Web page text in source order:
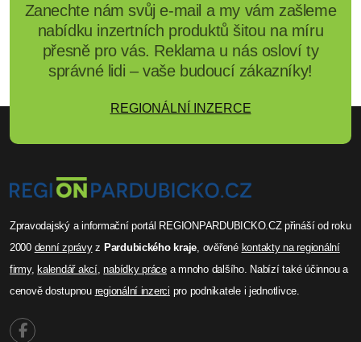
Zanechte nám svůj e-mail a my vám zašleme
nabídku inzertních produktů šitou na míru
přesně pro vás. Reklama u nás osloví ty
správné lidi – vaše budoucí zákazníky!
REGIONÁLNÍ INZERCE
Zpravodajský a informační portál REGIONPARDUBICKO.CZ přináší od roku
2000 denní zprávyz Pardubického kraje , ověřené kontakty na regionální
firmy,kalendář akcí,nabídky prácea mnoho dalšího. Nabízí také účinnou a
cenově dostupnou regionální inzerci pro podnikatele i jednotlivce.